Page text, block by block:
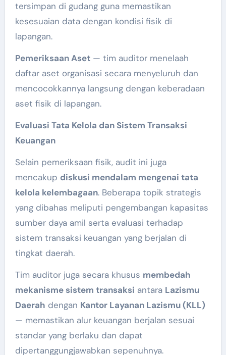
tersimpan di gudang guna memastikan
kesesuaian data dengan kondisi fisik di
lapangan.
Pemeriksaan Aset— tim auditor menelaah
daftar aset organisasi secara menyeluruh dan
mencocokkannya langsung dengan keberadaan
aset fisik di lapangan.
Evaluasi Tata Kelola dan Sistem Transaksi
Keuangan
Selain pemeriksaan fisik, audit ini juga
mencakup diskusi mendalam mengenai tata
kelola kelembagaan. Beberapa topik strategis
yang dibahas meliputi pengembangan kapasitas
sumber daya amil serta evaluasi terhadap
sistem transaksi keuangan yang berjalan di
tingkat daerah.
Tim auditor juga secara khusus membedah
mekanisme sistem transaksi antara Lazismu
Daerah dengan Kantor Layanan Lazismu (KLL)
— memastikan alur keuangan berjalan sesuai
standar yang berlaku dan dapat
dipertanggungjawabkan sepenuhnya.